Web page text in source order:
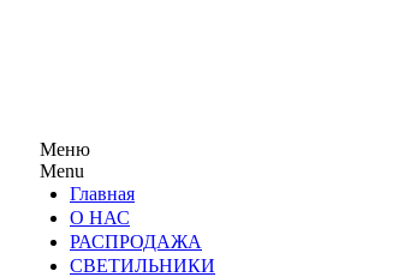
Меню
Menu
Главная
О НАС
РАСПРОДАЖА
СВЕТИЛЬНИКИ